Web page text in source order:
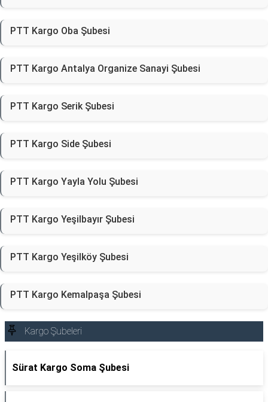
PTT Kargo Oba Şubesi
PTT Kargo Antalya Organize Sanayi Şubesi
PTT Kargo Serik Şubesi
PTT Kargo Side Şubesi
PTT Kargo Yayla Yolu Şubesi
PTT Kargo Yeşilbayır Şubesi
PTT Kargo Yeşilköy Şubesi
PTT Kargo Kemalpaşa Şubesi
Kargo Şubeleri
Sürat Kargo Soma Şubesi